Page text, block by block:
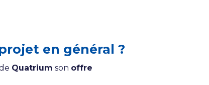
en général ?
Quatrium son offre